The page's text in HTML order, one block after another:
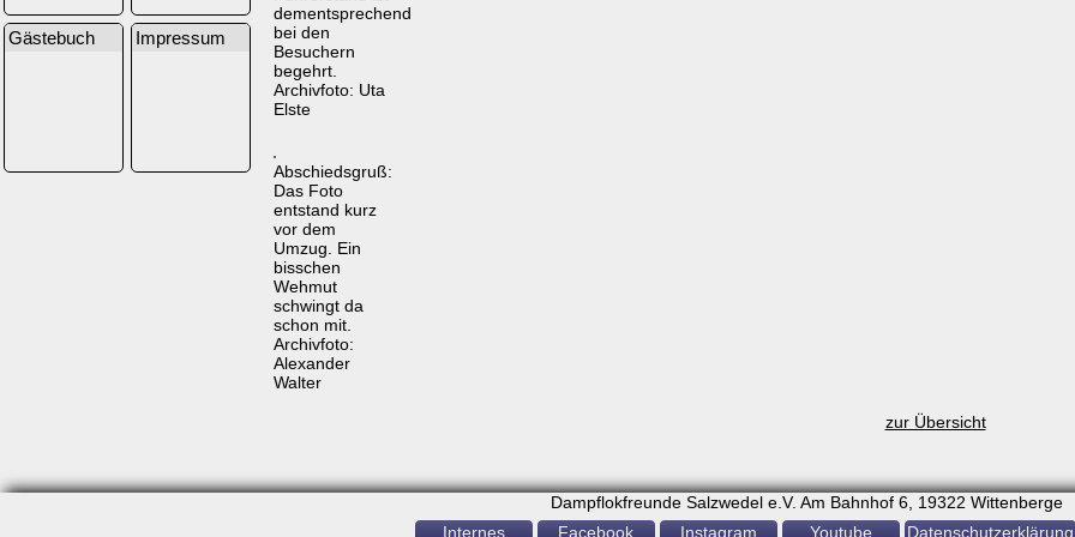
Gästebuch Impressum
dementsprechend
bei den
Besuchern
begehrt.
Archivfoto: Uta
Elste
Abschiedsgruß:
Das Foto
entstand kurz
vor dem
Umzug. Ein
bisschen
Wehmut
schwingt da
schon mit.
Archivfoto:
Alexander
Walter
zur Übersicht
Dampflokfreunde Salzwedel e.V. Am Bahnhof 6, 19322 Wittenberge
Internes
Facebook Instagram Youtube Datenschutzerklärung